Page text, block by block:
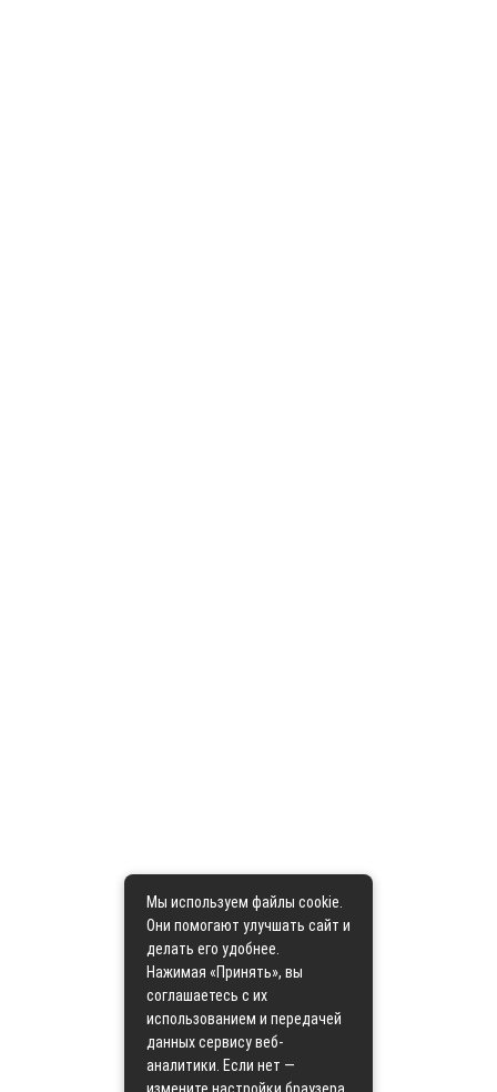
Мы используем файлы cookie.
Они помогают улучшать сайт и
делать его удобнее.
Нажимая «Принять», вы
соглашаетесь с их
использованием и передачей
данных сервису веб-
аналитики. Если нет —